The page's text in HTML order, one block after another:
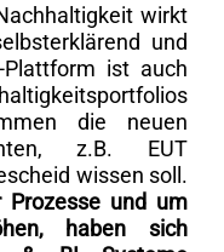
wirkt
und
ist auch
die neuen
z.B. EUT
wissen soll.
Prozesse und um
haben sich